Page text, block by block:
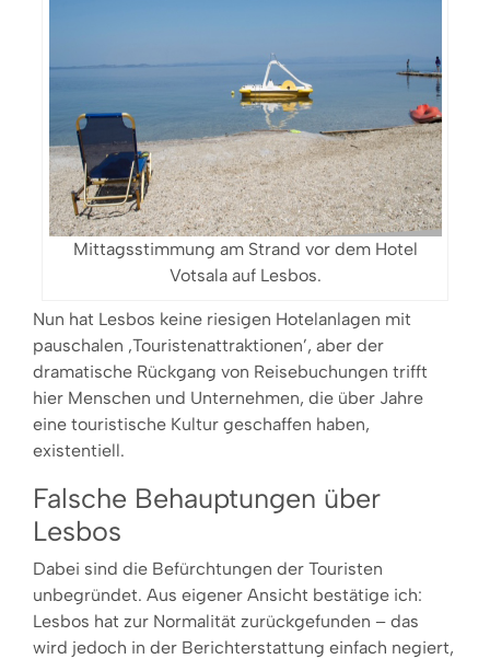
Mittagsstimmung am Strand vor dem Hotel
Votsala auf Lesbos.
Nun hat Lesbos keine riesigen Hotelanlagen mit
pauschalen ‚Touristenattraktionen’, aber der
dramatische Rückgang von Reisebuchungen trifft
hier Menschen und Unternehmen, die über Jahre
eine touristische Kultur geschaffen haben,
existentiell.
Falsche Behauptungen über
Lesbos
Dabei sind die Befürchtungen der Touristen
unbegründet. Aus eigener Ansicht bestätige ich:
Lesbos hat zur Normalität zurückgefunden – das
wird jedoch in der Berichterstattung einfach negiert,